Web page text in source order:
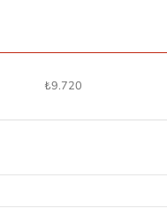
₺9.720